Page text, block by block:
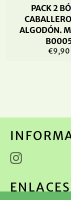
PACK 2
ALGODÓN.
Precio
€9,90